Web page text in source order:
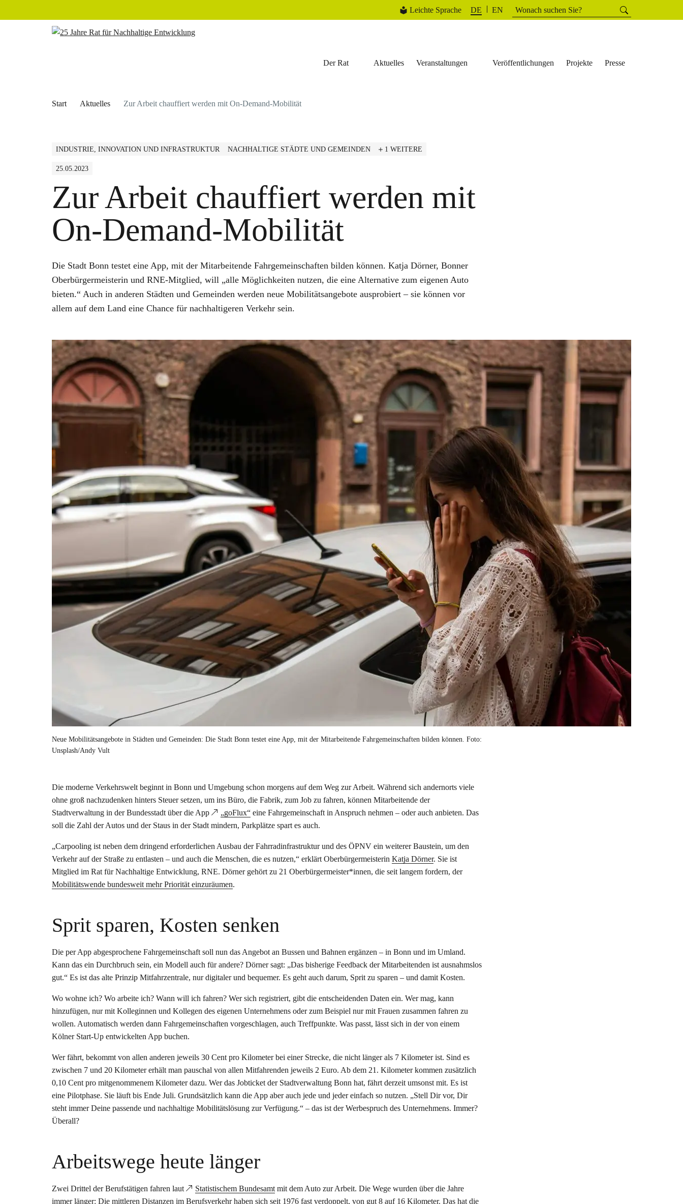
Suchen
nach:
Suchen
DE EN
Leichte Sprache
Der Rat Aktuelles Veranstaltungen Veröffentlichungen Projekte Presse
Start Aktuelles Zur Arbeit chauffiert werden mit On-Demand-Mobilität
INDUSTRIE, INNOVATION UND INFRASTRUKTUR NACHHALTIGE STÄDTE UND GEMEINDEN 1 WEITERE
25.05.2023
Zur Arbeit chauffiert werden mit
On-Demand-Mobilität
Die Stadt Bonn testet eine App, mit der Mitarbeitende Fahrgemeinschaften bilden können. Katja Dörner, Bonner
Oberbürgermeisterin und RNE-Mitglied, will „alle Möglichkeiten nutzen, die eine Alternative zum eigenen Auto
bieten.“ Auch in anderen Städten und Gemeinden werden neue Mobilitätsangebote ausprobiert – sie können vor
allem auf dem Land eine Chance für nachhaltigeren Verkehr sein.
Neue Mobilitätsangebote in Städten und Gemeinden: Die Stadt Bonn testet eine App, mit der Mitarbeitende Fahrgemeinschaften bilden können. Foto:
Unsplash/Andy Vult
Die moderne Verkehrswelt beginnt in Bonn und Umgebung schon morgens auf dem Weg zur Arbeit. Während sich andernorts viele
ohne groß nachzudenken hinters Steuer setzen, um ins Büro, die Fabrik, zum Job zu fahren, können Mitarbeitende der
Stadtverwaltung in der Bundesstadt über die App
„goFlux“ eine Fahrgemeinschaft in Anspruch nehmen – oder auch anbieten. Das
soll die Zahl der Autos und der Staus in der Stadt mindern, Parkplätze spart es auch.
„Carpooling ist neben dem dringend erforderlichen Ausbau der Fahrradinfrastruktur und des ÖPNV ein weiterer Baustein, um den
Verkehr auf der Straße zu entlasten – und auch die Menschen, die es nutzen,“ erklärt Oberbürgermeisterin Katja Dörner. Sie ist
Mitglied im Rat für Nachhaltige Entwicklung, RNE. Dörner gehört zu 21 Oberbürgermeister*innen, die seit langem fordern, der
Mobilitätswende bundesweit mehr Priorität einzuräumen.
Sprit sparen, Kosten senken
Die per App abgesprochene Fahrgemeinschaft soll nun das Angebot an Bussen und Bahnen ergänzen – in Bonn und im Umland.
Kann das ein Durchbruch sein, ein Modell auch für andere? Dörner sagt: „Das bisherige Feedback der Mitarbeitenden ist ausnahmslos
gut.“ Es ist das alte Prinzip Mitfahrzentrale, nur digitaler und bequemer. Es geht auch darum, Sprit zu sparen – und damit Kosten.
Wo wohne ich? Wo arbeite ich? Wann will ich fahren? Wer sich registriert, gibt die entscheidenden Daten ein. Wer mag, kann
hinzufügen, nur mit Kolleginnen und Kollegen des eigenen Unternehmens oder zum Beispiel nur mit Frauen zusammen fahren zu
wollen. Automatisch werden dann Fahrgemeinschaften vorgeschlagen, auch Treffpunkte. Was passt, lässt sich in der von einem
Kölner Start-Up entwickelten App buchen.
Wer fährt, bekommt von allen anderen jeweils 30 Cent pro Kilometer bei einer Strecke, die nicht länger als 7 Kilometer ist. Sind es
zwischen 7 und 20 Kilometer erhält man pauschal von allen Mitfahrenden jeweils 2 Euro. Ab dem 21. Kilometer kommen zusätzlich
0,10 Cent pro mitgenommenem Kilometer dazu. Wer das Jobticket der Stadtverwaltung Bonn hat, fährt derzeit umsonst mit. Es ist
eine Pilotphase. Sie läuft bis Ende Juli. Grundsätzlich kann die App aber auch jede und jeder einfach so nutzen. „Stell Dir vor, Dir
steht immer Deine passende und nachhaltige Mobilitätslösung zur Verfügung.“ – das ist der Werbespruch des Unternehmens. Immer?
Überall?
Arbeitswege heute länger
Zwei Drittel der Berufstätigen fahren laut Statistischem Bundesamt mit dem Auto zur Arbeit. Die Wege wurden über die Jahre
immer länger: Die mittleren Distanzen im Berufsverkehr haben sich seit 1976 fast verdoppelt, von gut 8 auf 16 Kilometer. Das hat die